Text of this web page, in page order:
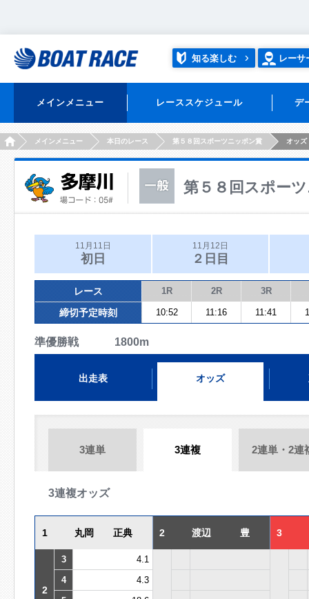
知る楽しむ レーサ
メインメニュー レーススケジュール デ
HOMEメインメニュー 本日のレース 第５８回スポーツニッポン賞 オッズ
第５８回スポー
11月11日
初日
11月12日
２日目
レース 1R 2R 3R
締切予定時刻 10:52 11:16 11:41
準優勝戦 1800m
出走表 オッズ
3連単 3連複 2連単・2連
3連複オッズ
1 丸岡 正典 2 渡辺 豊 3
2
3
4.1
4
4.3